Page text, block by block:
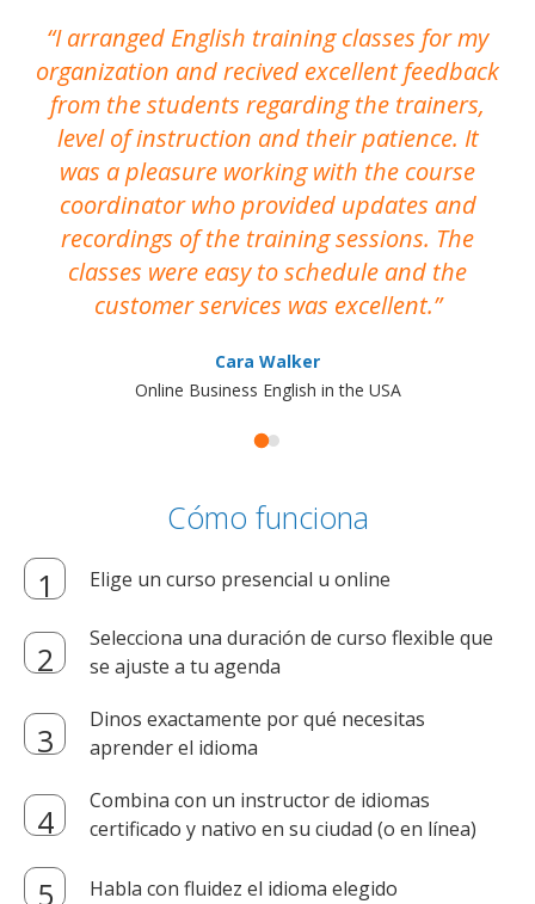
I arranged English training classes for my
organization and recived excellent feedback
from the students regarding the trainers,
level of instruction and their patience. It
was a pleasure working with the course
coordinator who provided updates and
recordings of the training sessions. The
classes were easy to schedule and the
customer services was excellent.
Cara Walker
Online Business English in the USA
Cómo funciona
Elige un curso presencial u online
Selecciona una duración de curso flexible que
se ajuste a tu agenda
Dinos exactamente por qué necesitas
aprender el idioma
Combina con un instructor de idiomas
certificado y nativo en su ciudad (o en línea)
Habla con fluidez el idioma elegido